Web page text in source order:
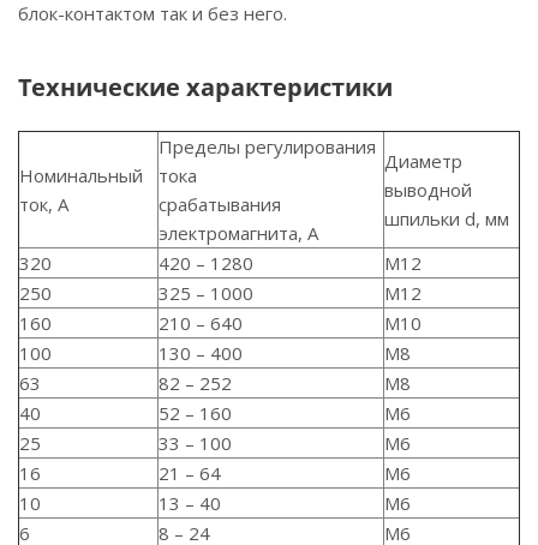
блок-контактом так и без него.
Технические характеристики
Номинальный
ток, А
Пределы регулирования
тока
срабатывания
электромагнита, А
Диаметр
выводной
шпильки d, мм
320
420 – 1280
М12
250
325 – 1000
М12
160
210 – 640
М10
100
130 – 400
М8
63
82 – 252
М8
40
52 – 160
М6
25
33 – 100
М6
16
21 – 64
М6
10
13 – 40
М6
6
8 – 24
М6